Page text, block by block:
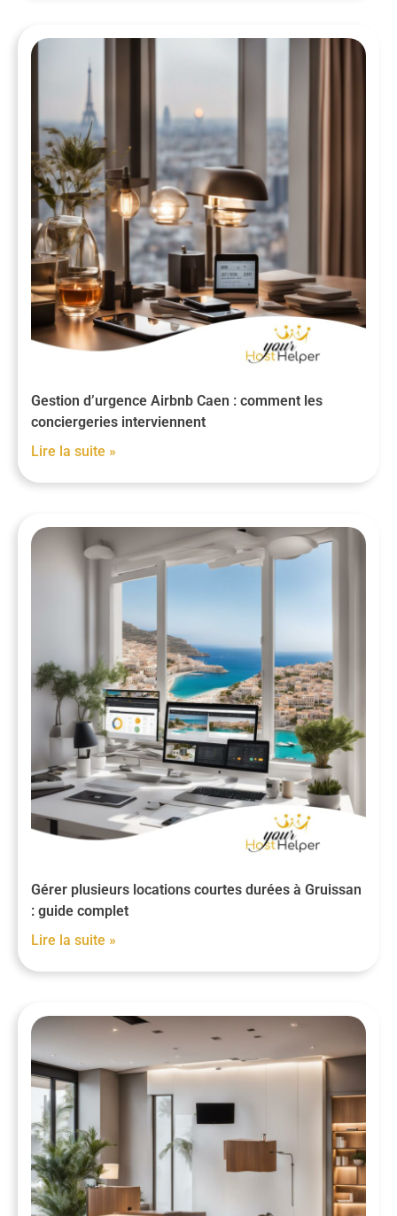
Gestion d’urgence Airbnb Caen : comment les
conciergeries interviennent
Lire la suite »
Gérer plusieurs locations courtes durées à Gruissan
: guide complet
Lire la suite »